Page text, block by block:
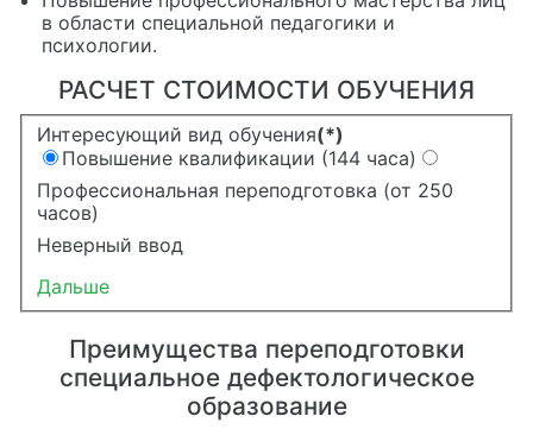
в области специальной педагогики и
психологии.
РАСЧЕТ СТОИМОСТИ ОБУЧЕНИЯ
Интересующий вид обучения(*)
Повышение квалификации (144 часа)
Профессиональная переподготовка (от 250
часов)
Неверный ввод
Дальше
Преимущества переподготовки
специальное дефектологическое
образование